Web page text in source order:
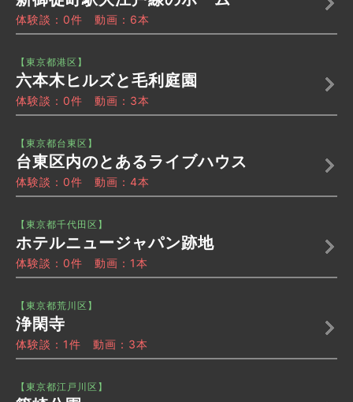
体験談：0件 動画：6本
【東京都港区】
六本木ヒルズと毛利庭園
体験談：0件 動画：3本
【東京都台東区】
台東区内のとあるライブハウス
体験談：0件 動画：4本
【東京都千代田区】
ホテルニュージャパン跡地
体験談：0件 動画：1本
【東京都荒川区】
浄閑寺
体験談：1件 動画：3本
【東京都江戸川区】